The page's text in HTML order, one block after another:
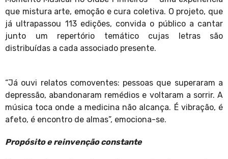
que mistura arte, emoção e cura coletiva. O projeto, que
já ultrapassou 113 edições, convida o público a cantar
junto um repertório temático cujas letras são
distribuídas a cada associado presente.
“Já ouvi relatos comoventes: pessoas que superaram a
depressão, abandonaram remédios e voltaram a sorrir. A
música toca onde a medicina não alcança. É vibração, é
afeto, é encontro de almas”, emociona-se.
Propósito e reinvenção constante